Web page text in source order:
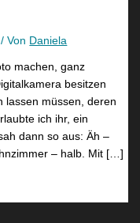
/ Von Daniela
machen, ganz
besitzen
lassen müssen, deren
ich ihr, ein
dann so aus: Äh –
– halb. Mit […]